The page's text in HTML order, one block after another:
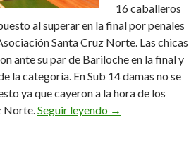
16 caballeros
al superar en la final por penales
Santa Cruz Norte. Las chicas
ante su par de Bariloche en la final y
la categoría. En Sub 14 damas no se
ya que cayeron a la hora de los
Norte. Seguir leyendo Estos pibes
→